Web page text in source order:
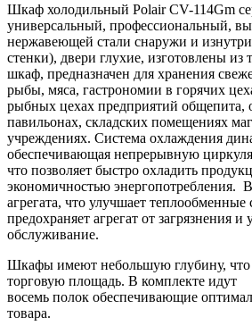
Шкаф холодильный Polair CV-114Gm
универсальный, профессиональный,
нержавеющей стали снаружи и
стенки), двери глухие, изготовлены из
шкаф, предназначен для хранения
рыбы, мяса, гастрономии в горячих
рыбных цехах предприятий
павильонах, складских помещениях
учреждениях. Система охлаждения
обеспечивающая непрерывную
что позволяет быстро охладить
экономичностью энергопотребления.
агрегата, что улучшает теплообменные
предохраняет агрегат от загрязнения и
обслуживание.
Шкафы имеют небольшую глубину, что
торговую площадь. В комплекте идут
восемь полок обеспечивающие
товара.